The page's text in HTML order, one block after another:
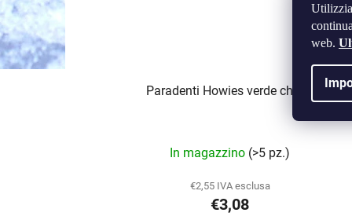
web.
Paradenti Howies verde chiaro
In magazzino (>5 pz.)
€2,55 IVA esclusa
€3,08